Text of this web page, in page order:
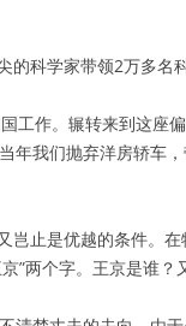
科学家带领2万多名
工作。辗转来到这座
年我们抛弃洋房轿车
岂止是优越的条件。
”两个字。王京是谁？